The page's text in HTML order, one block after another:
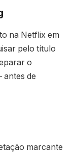
na Netflix em
pelo título
o
de
marcante